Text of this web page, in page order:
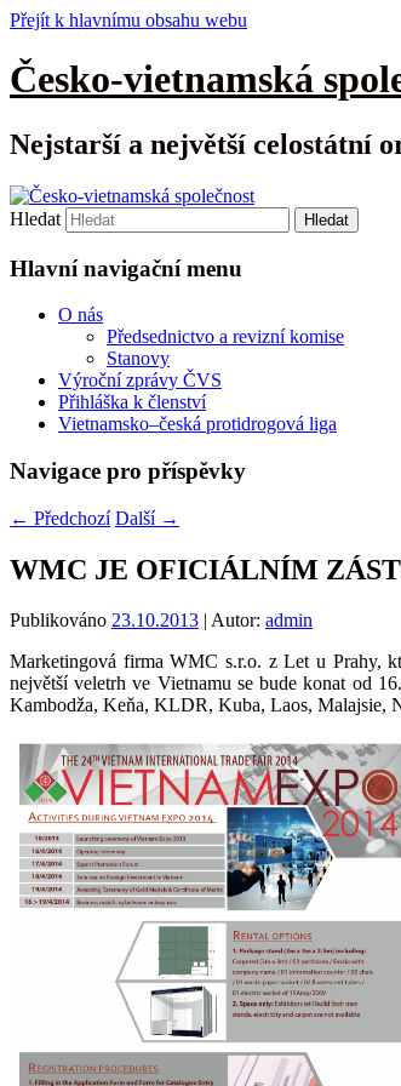
Přejít k hlavnímu obsahu webu
Česko-vietnamská
Nejstarší a největší celostátní
Hledat
Hlavní navigační menu
O nás
Předsednictvo a revizní komise
Stanovy
Výroční zprávy ČVS
Přihláška k členství
Vietnamsko–česká protidrogová liga
Navigace pro příspěvky
← Předchozí Další →
WMC JE OFICIÁLNÍM
Publikováno 23.10.2013 | Autor: admin
Marketingová firma WMC s.r.o. z Let u Prahy,
největší veletrh ve Vietnamu se bude konat od
Kambodža, Keňa, KLDR, Kuba, Laos, Malajsie,